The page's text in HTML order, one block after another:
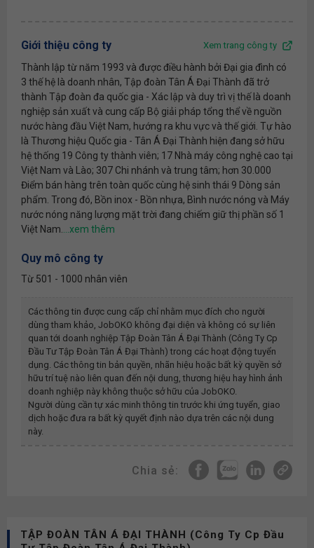
Giới thiệu công ty Xem trang công ty
Thành lập từ năm 1993 và được điều hành bởi Đại gia đình có
3 thế hệ là doanh nhân, Tập đoàn Tân Á Đại Thành đã trở
thành Tập đoàn đa quốc gia - Xác lập và duy trì vị thế là doanh
nghiệp sản xuất và cung cấp Bộ giải pháp tổng thể về nguồn
nước hàng đầu Việt Nam, hướng ra khu vực và thế giới. Tự hào
là Thương hiệu Quốc gia - Tân Á Đại Thành hiện đang sở hữu
hệ thống 19 Công ty thành viên; 17 Nhà máy công nghệ cao tại
Việt Nam và Lào; 307 Chi nhánh và trung tâm; hơn 30.000
Điểm bán hàng trên toàn quốc cùng hệ sinh thái 9 Dòng sản
phẩm. Trong đó, Bồn inox - Bồn nhựa, Bình nước nóng và Máy
nước nóng năng lượng mặt trời đang chiếm giữ thị phần số 1
Việt Nam.
Quy mô công ty
Từ 501 - 1000 nhân viên
Các thông tin được cung cấp chỉ nhằm mục đích cho người
dùng tham khảo, JobOKO không đại diện và không có sự liên
quan tới doanh nghiệp Tập Đoàn Tân Á Đại Thành (công Ty Cp
Đầu Tư Tập Đoàn Tân Á Đại Thành) trong các hoạt động tuyển
dụng. Các thông tin bản quyền, nhãn hiệu hoặc bất kỳ quyền sở
hữu trí tuệ nào liên quan đến nội dung, thương hiệu hay hình ảnh
doanh nghiệp này không thuộc sở hữu của JobOKO.
Người dùng cần tự xác minh thông tin trước khi ứng tuyển, giao
dịch hoặc đưa ra bất kỳ quyết định nào dựa trên các nội dung
này.
Chia sẻ:
TẬP ĐOÀN TÂN Á ĐẠI THÀNH (Công Ty Cp Đầu